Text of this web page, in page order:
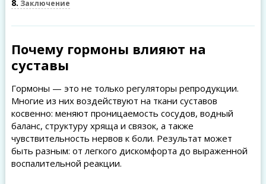
8 Заключение
Почему гормоны влияют на
суставы
Гормоны — это не только регуляторы репродукции.
Многие из них воздействуют на ткани суставов
косвенно: меняют проницаемость сосудов, водный
баланс, структуру хряща и связок, а также
чувствительность нервов к боли. Результат может
быть разным: от легкого дискомфорта до выраженной
воспалительной реакции.